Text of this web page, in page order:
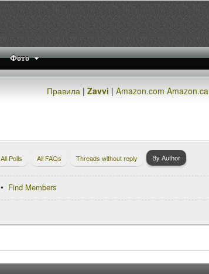
Фото
Правила |Zavvi |Amazon.com Amazon.ca
All Polls All FAQs Threads without reply By Author
Find Members